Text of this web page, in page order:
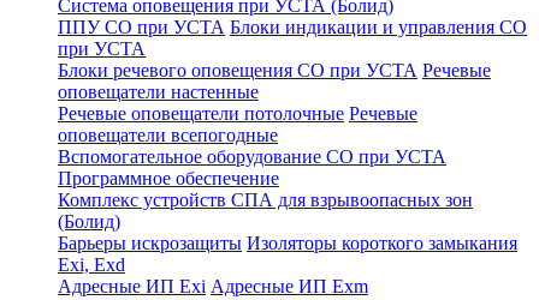
Система оповещения при УСТА (Болид)
ППУ СО при УСТА Блоки индикации и управления СО
при УСТА
Блоки речевого оповещения СО при УСТА Речевые
оповещатели настенные
Речевые оповещатели потолочные Речевые
оповещатели всепогодные
Вспомогательное оборудование СО при УСТА
Программное обеспечение
Комплекс устройств СПА для взрывоопасных зон
(Болид)
Барьеры искрозащиты Изоляторы короткого замыкания
Exi, Exd
Адресные ИП Exi Адресные ИП Exm